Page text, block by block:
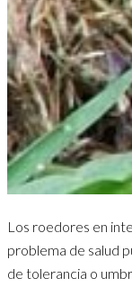
Los roedores en
problema de salud
de tolerancia o